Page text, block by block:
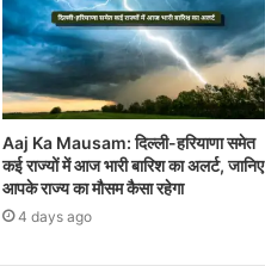
Aaj Ka Mausam: दिल्ली-हरियाणा समेत
कई राज्यों में आज भारी बारिश का अलर्ट, जानिए
आपके राज्य का मौसम कैसा रहेगा
4 days ago